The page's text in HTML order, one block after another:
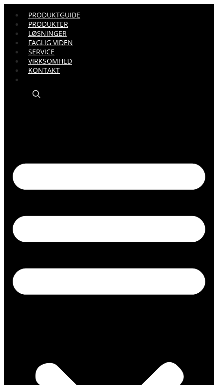
PRODUKTGUIDE
PRODUKTER
LØSNINGER
FAGLIG VIDEN
SERVICE
VIRKSOMHED
KONTAKT